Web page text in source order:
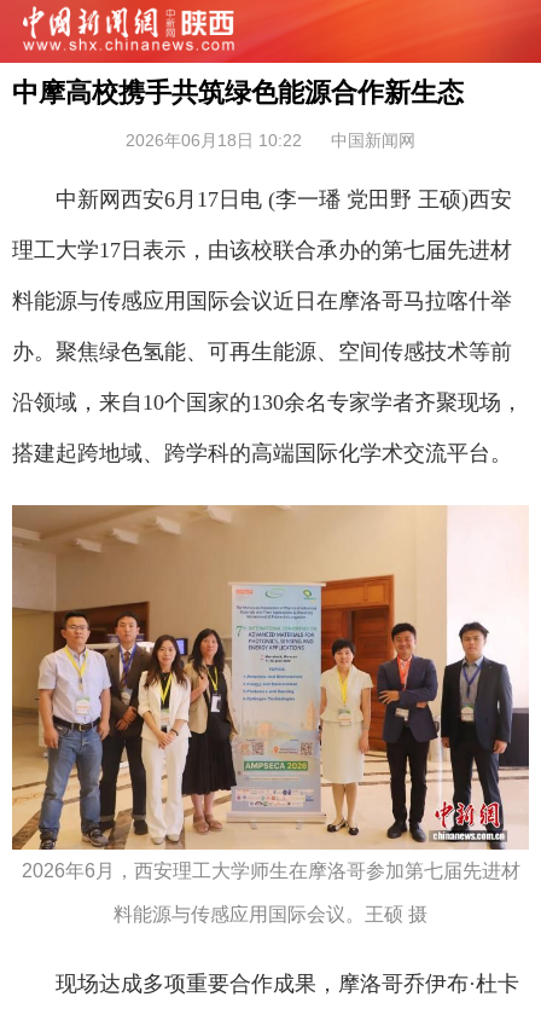
中摩高校携手共筑绿色能源合作新生态
2026年06月18日 10:22 中国新闻网
中新网西安6月17日电 (李一璠 党田野 王硕)西安
理工大学17日表示，由该校联合承办的第七届先进材
料能源与传感应用国际会议近日在摩洛哥马拉喀什举
办。聚焦绿色氢能、可再生能源、空间传感技术等前
沿领域，来自10个国家的130余名专家学者齐聚现场，
搭建起跨地域、跨学科的高端国际化学术交流平台。
2026年6月，西安理工大学师生在摩洛哥参加第七届先进材
料能源与传感应用国际会议。王硕 摄
现场达成多项重要合作成果，摩洛哥乔伊布·杜卡